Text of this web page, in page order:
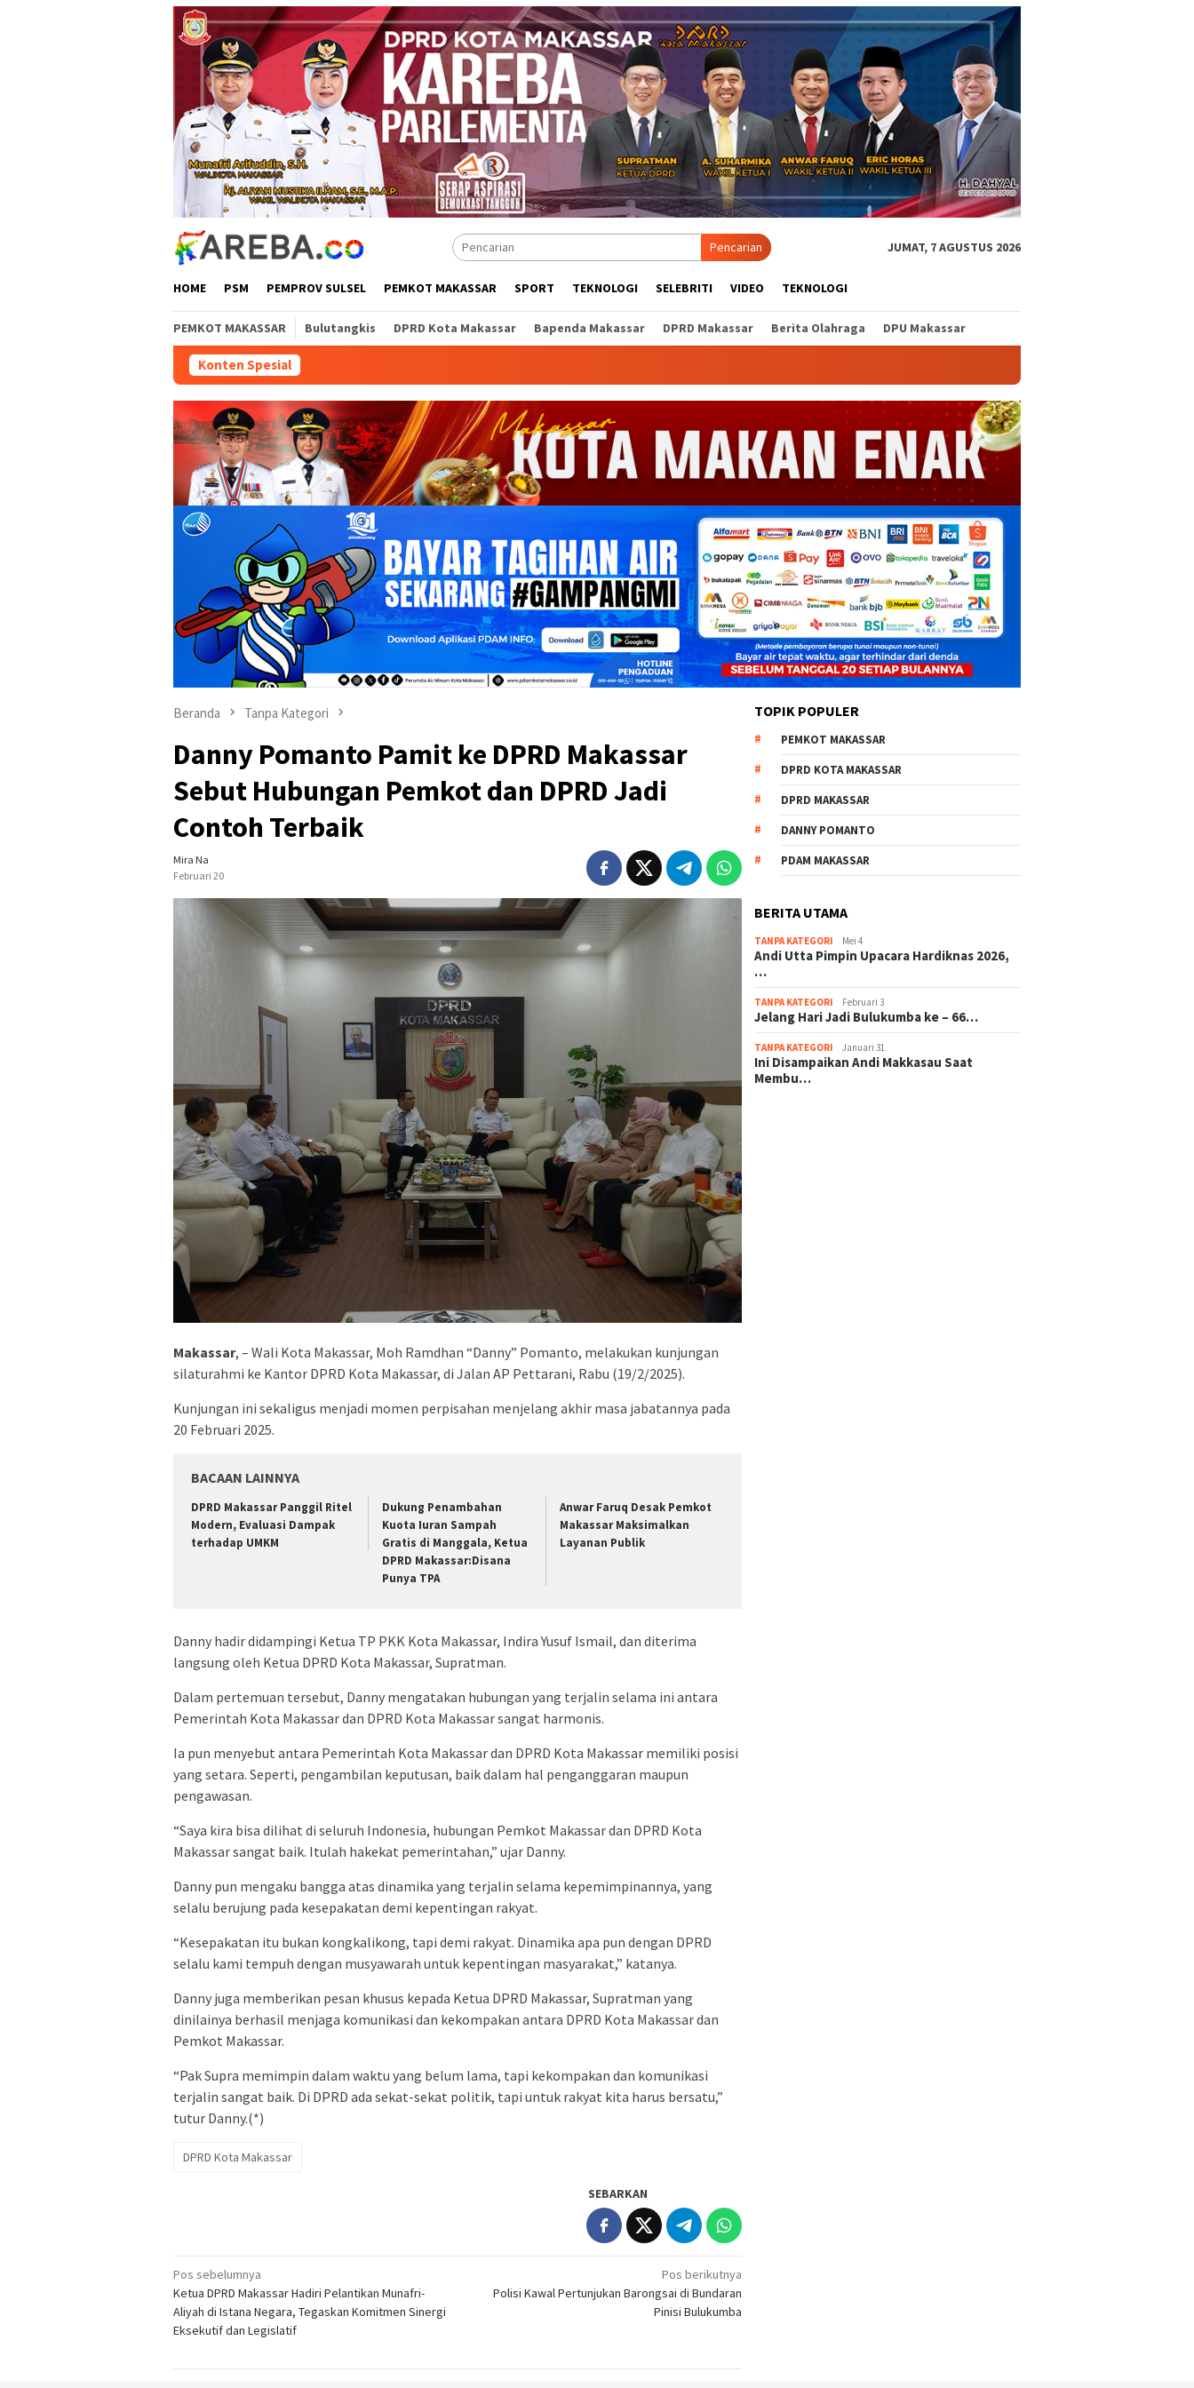
Pencarian JUMAT, 7 AGUSTUS 2026
HOME PSM PEMPROV SULSEL PEMKOT MAKASSAR SPORT TEKNOLOGI SELEBRITI VIDEO TEKNOLOGI
PEMKOT MAKASSAR Bulutangkis DPRD Kota Makassar Bapenda Makassar DPRD Makassar Berita Olahraga DPU Makassar
Konten Spesial
Beranda Tanpa Kategori
Danny Pomanto Pamit ke DPRD Makassar
Sebut Hubungan Pemkot dan DPRD Jadi
Contoh Terbaik
Mira Na
Februari 20
Makassar, – Wali Kota Makassar, Moh Ramdhan “Danny” Pomanto, melakukan kunjungan
silaturahmi ke Kantor DPRD Kota Makassar, di Jalan AP Pettarani, Rabu (19/2/2025).
Kunjungan ini sekaligus menjadi momen perpisahan menjelang akhir masa jabatannya pada
20 Februari 2025.
BACAAN LAINNYA
DPRD Makassar Panggil Ritel
Modern, Evaluasi Dampak
terhadap UMKM
Dukung Penambahan
Kuota Iuran Sampah
Gratis di Manggala, Ketua
DPRD Makassar:Disana
Punya TPA
Anwar Faruq Desak Pemkot
Makassar Maksimalkan
Layanan Publik
Danny hadir didampingi Ketua TP PKK Kota Makassar, Indira Yusuf Ismail, dan diterima
langsung oleh Ketua DPRD Kota Makassar, Supratman.
Dalam pertemuan tersebut, Danny mengatakan hubungan yang terjalin selama ini antara
Pemerintah Kota Makassar dan DPRD Kota Makassar sangat harmonis.
Ia pun menyebut antara Pemerintah Kota Makassar dan DPRD Kota Makassar memiliki posisi
yang setara. Seperti, pengambilan keputusan, baik dalam hal penganggaran maupun
pengawasan.
“Saya kira bisa dilihat di seluruh Indonesia, hubungan Pemkot Makassar dan DPRD Kota
Makassar sangat baik. Itulah hakekat pemerintahan,” ujar Danny.
Danny pun mengaku bangga atas dinamika yang terjalin selama kepemimpinannya, yang
selalu berujung pada kesepakatan demi kepentingan rakyat.
“Kesepakatan itu bukan kongkalikong, tapi demi rakyat. Dinamika apa pun dengan DPRD
selalu kami tempuh dengan musyawarah untuk kepentingan masyarakat,” katanya.
Danny juga memberikan pesan khusus kepada Ketua DPRD Makassar, Supratman yang
dinilainya berhasil menjaga komunikasi dan kekompakan antara DPRD Kota Makassar dan
Pemkot Makassar.
“Pak Supra memimpin dalam waktu yang belum lama, tapi kekompakan dan komunikasi
terjalin sangat baik. Di DPRD ada sekat-sekat politik, tapi untuk rakyat kita harus bersatu,”
tutur Danny.(*)
DPRD Kota Makassar
SEBARKAN
Navigasi
pos
Pos sebelumnya
Ketua DPRD Makassar Hadiri Pelantikan Munafri-
Aliyah di Istana Negara, Tegaskan Komitmen Sinergi
Eksekutif dan Legislatif
Pos berikutnya
Polisi Kawal Pertunjukan Barongsai di Bundaran
Pinisi Bulukumba
TOPIK POPULER
PEMKOT MAKASSAR
DPRD KOTA MAKASSAR
DPRD MAKASSAR
DANNY POMANTO
PDAM MAKASSAR
BERITA UTAMA
TANPA KATEGORI Mei 4
Andi Utta Pimpin Upacara Hardiknas 2026,
…
TANPA KATEGORI Februari 3
Jelang Hari Jadi Bulukumba ke – 66…
TANPA KATEGORI Januari 31
Ini Disampaikan Andi Makkasau Saat
Membu…